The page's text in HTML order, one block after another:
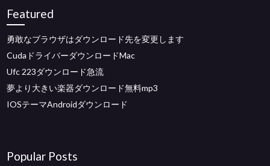
Featured
勇敢なブラウザはダウンロード先を変更します
CudaドライバーダウンロードMac
Ufc 223ダウンロード急流
夢より大きい楽器ダウンロード無料mp3
IOSテーマAndroidダウンロード
Popular Posts